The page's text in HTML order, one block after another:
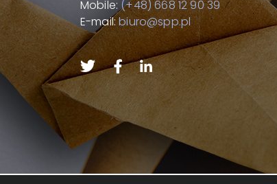
Mobile:(+48) 668 12 90 39
E-mail:biuro@spp.pl